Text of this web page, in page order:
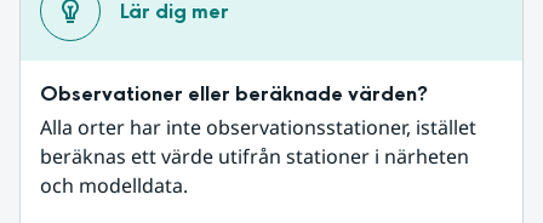
Lär dig mer
Observationer eller beräknade värden?
Alla orter har inte observationsstationer, istället
beräknas ett värde utifrån stationer i närheten
och modelldata.